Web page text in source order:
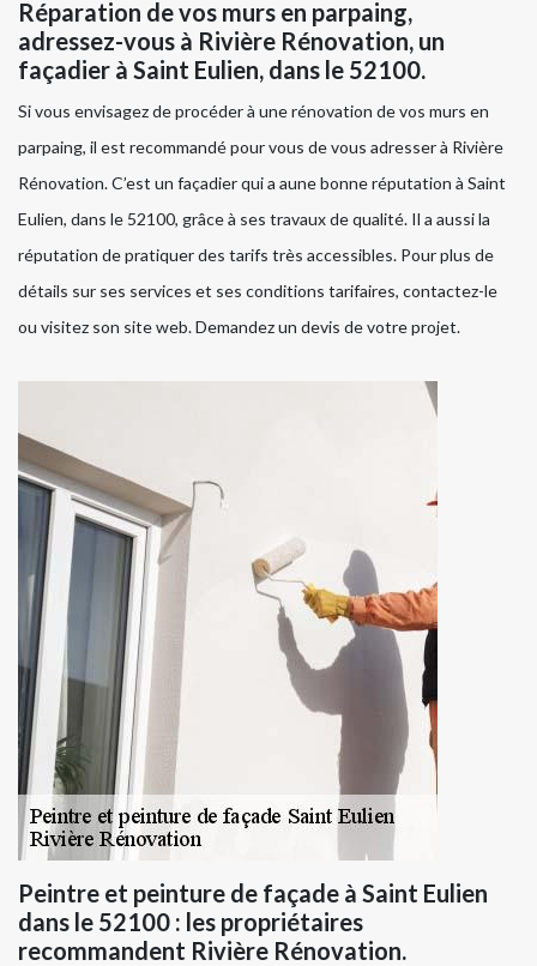
Réparation de vos murs en parpaing,
adressez-vous à Rivière Rénovation, un
façadier à Saint Eulien, dans le 52100.
Si vous envisagez de procéder à une rénovation de vos murs en
parpaing, il est recommandé pour vous de vous adresser à Rivière
Rénovation. C’est un façadier qui a aune bonne réputation à Saint
Eulien, dans le 52100, grâce à ses travaux de qualité. Il a aussi la
réputation de pratiquer des tarifs très accessibles. Pour plus de
détails sur ses services et ses conditions tarifaires, contactez-le
ou visitez son site web. Demandez un devis de votre projet.
Peintre et peinture de façade à Saint Eulien
dans le 52100 : les propriétaires
recommandent Rivière Rénovation.